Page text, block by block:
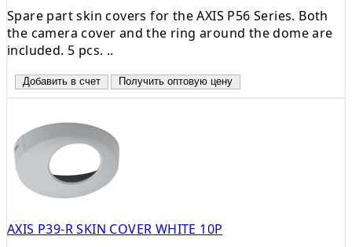
Spare part skin covers for the AXIS P56 Series. Both
the camera cover and the ring around the dome are
included. 5 pcs. ..
Добавить в счет Получить оптовую цену
AXIS P39-R SKIN COVER WHITE 10P